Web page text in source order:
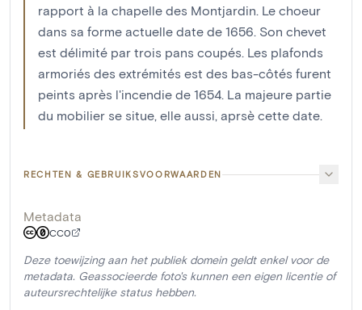
rapport à la chapelle des Montjardin. Le choeur
dans sa forme actuelle date de 1656. Son chevet
est délimité par trois pans coupés. Les plafonds
armoriés des extrémités est des bas-côtés furent
peints après l'incendie de 1654. La majeure partie
du mobilier se situe, elle aussi, aprsè cette date.
RECHTEN & GEBRUIKSVOORWAARDEN
Metadata
CC0
Deze toewijzing aan het publiek domein geldt enkel voor de
metadata. Geassocieerde foto's kunnen een eigen licentie of
auteursrechtelijke status hebben.